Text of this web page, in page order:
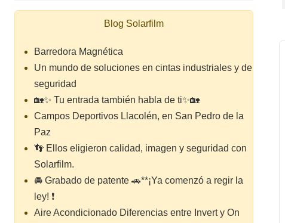
Blog Solarfilm
Barredora Magnética
Un mundo de soluciones en cintas industriales y de
seguridad
🏡✨ Tu entrada también habla de ti✨🏡
Campos Deportivos Llacolén, en San Pedro de la
Paz
👣 Ellos eligieron calidad, imagen y seguridad con
Solarfilm.
🚘 Grabado de patente 🚗**¡Ya comenzó a regir la
ley! ❗
Aire Acondicionado Diferencias entre Invert y On